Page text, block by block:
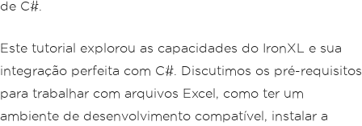
de C#.
Este tutorial explorou as capacidades do IronXL e sua
integração perfeita com C#. Discutimos os pré-requisitos
para trabalhar com arquivos Excel, como ter um
ambiente de desenvolvimento compatível, instalar a